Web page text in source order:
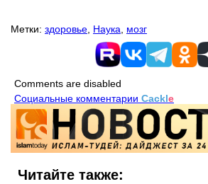
Метки: здоровье Наука мозг
Comments are disabled
Социальные комментарии Cackle
Читайте также: